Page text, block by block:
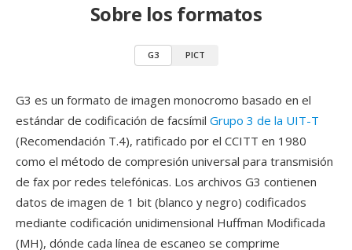
Sobre los formatos
G3 PICT
G3 es un formato de imagen monocromo basado en el
estándar de codificación de facsímil Grupo 3 de la UIT-T
(Recomendación T.4), ratificado por el CCITT en 1980
como el método de compresión universal para transmisión
de fax por redes telefónicas. Los archivos G3 contienen
datos de imagen de 1 bit (blanco y negro) codificados
mediante codificación unidimensional Huffman Modificada
(MH), dónde cada línea de escaneo se comprime